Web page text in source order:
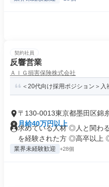
契約社員
反響営業
ＡＩＧ損害保険株式会社
＜20代向け採用ポジション＞
〒130-0013東京都墨田区錦
月給40万円以上
求めている人材 ◎人と関わ
を経験された方 ◎高卒以上
業界未経験歓迎 +28個